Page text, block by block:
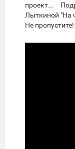
проект...
Лыткиной "На
Не пропустите!